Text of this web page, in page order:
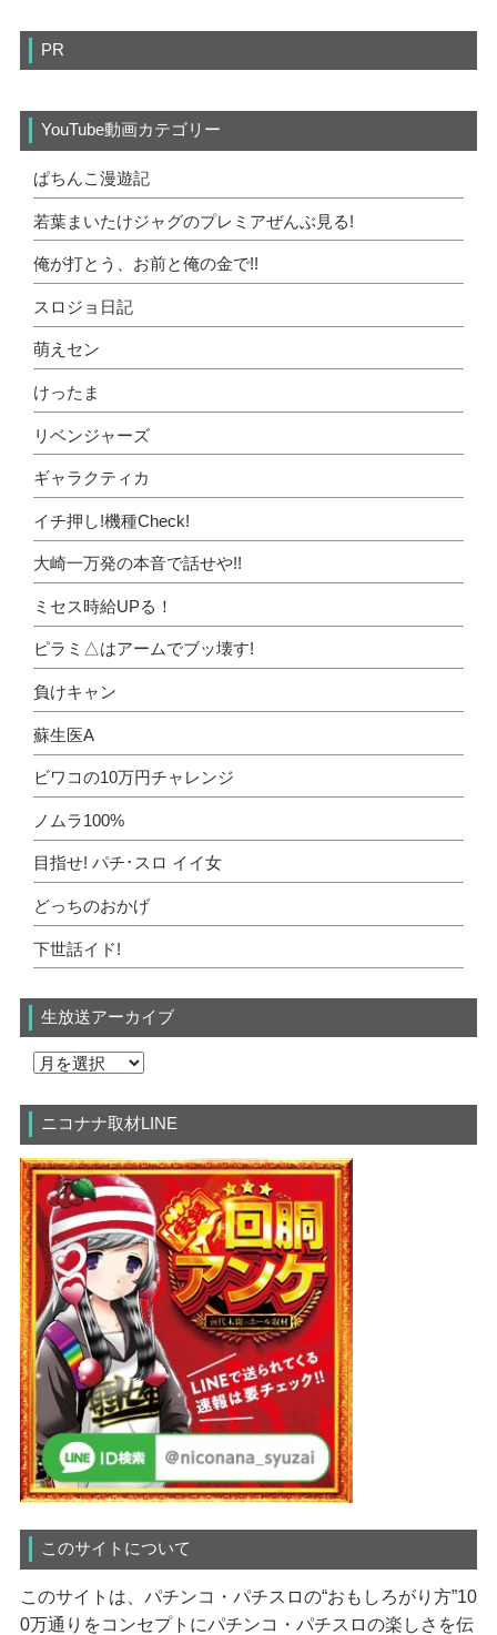
PR
YouTube動画カテゴリー
ぱちんこ漫遊記
若葉まいたけジャグのプレミアぜんぶ見る!
俺が打とう、お前と俺の金で!!
スロジョ日記
萌えセン
けったま
リベンジャーズ
ギャラクティカ
イチ押し!機種Check!
大崎一万発の本音で話せや!!
ミセス時給UPる！
ピラミ△はアームでブッ壊す!
負けキャン
蘇生医A
ビワコの10万円チャレンジ
ノムラ100%
目指せ! パチ･スロ イイ女
どっちのおかげ
下世話イド!
生放送アーカイブ
ニコナナ取材LINE
このサイトについて
このサイトは、パチンコ・パチスロの“おもしろがり方”10
0万通りをコンセプトにパチンコ・パチスロの楽しさを伝